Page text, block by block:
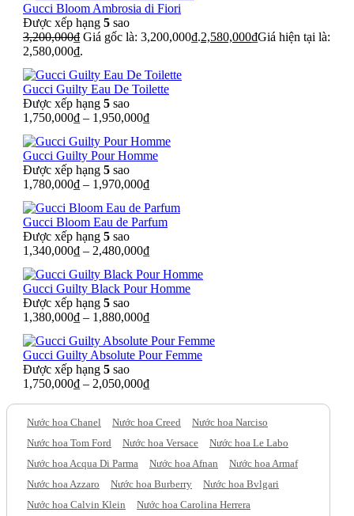
Gucci Bloom Ambrosia di Fiori
Được xếp hạng 5 sao
3,200,000₫ Giá gốc là: 3,200,000₫.2,580,000₫Giá hiện tại là:
2,580,000₫.
Gucci Guilty Eau De Toilette
Được xếp hạng 5 sao
1,750,000₫ – 1,950,000₫
Gucci Guilty Pour Homme
Được xếp hạng 5 sao
1,780,000₫ – 1,970,000₫
Gucci Bloom Eau de Parfum
Được xếp hạng 5 sao
1,340,000₫ – 2,480,000₫
Gucci Guilty Black Pour Homme
Được xếp hạng 5 sao
1,380,000₫ – 1,880,000₫
Gucci Guilty Absolute Pour Femme
Được xếp hạng 5 sao
1,750,000₫ – 2,050,000₫
Nước hoa Chanel Nước hoa Creed
Nước hoa Narciso
Nước hoa Tom Ford
Nước hoa Versace
Nước hoa Le Labo
Nước hoa Acqua Di Parma
Nước hoa Afnan
Nước hoa Armaf
Nước hoa Azzaro
Nước hoa Burberry
Nước hoa Bvlgari
Nước hoa Calvin Klein
Nước hoa Carolina Herrera